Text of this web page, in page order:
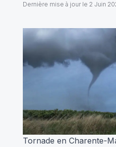
Dernière mise à jour le 2 Juin
Tornade en Charente-